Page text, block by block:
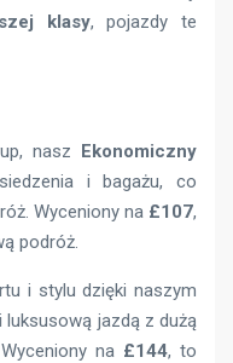
klasy, pojazdy te
nasz Ekonomiczny
i bagażu, co
Wyceniony na £107,
podróż.
i stylu dzięki naszym
luksusową jazdą z dużą
na £144, to